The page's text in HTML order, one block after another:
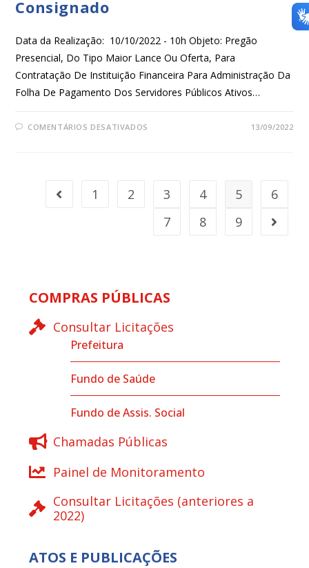
Consignado
Data da Realização: 10/10/2022 - 10h Objeto: Pregão
Presencial, Do Tipo Maior Lance Ou Oferta, Para
Contratação De Instituição Financeira Para Administração Da
Folha De Pagamento Dos Servidores Públicos Ativos…
COMENTÁRIOS DESATIVADOS 13/09/2022
1 2 3 4 5
6
7
8 9
COMPRAS PÚBLICAS
Consultar Licitações
Prefeitura
Fundo de Saúde
Fundo de Assis. Social
Chamadas Públicas
Painel de Monitoramento
Consultar Licitações (anteriores a
2022)
ATOS E PUBLICAÇÕES